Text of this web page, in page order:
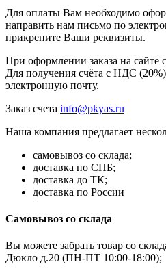
Для оплаты Вам необходимо
направить нам письмо по
прикрепите Ваши реквизиты.
При оформлении заказа на сайте
Для получения счёта с НДС (20%)
электронную почту.
Заказ счета info@pkyas.ru
Наша компания предлагает
самовывоз со склада;
доставка по СПБ;
доставка до ТК;
доставка по России
Самовывоз со склада
Вы можете забрать товар со
Дюкло д.20 (ПН-ПТ 10:00-18:00);